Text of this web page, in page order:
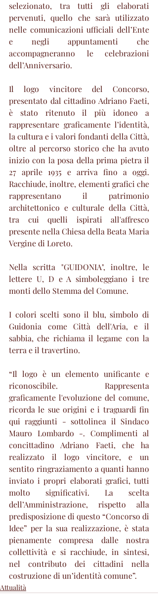
selezionato, tra tutti gli elaborati
pervenuti, quello che sarà utilizzato
nelle comunicazioni ufficiali dell’Ente
e negli appuntamenti che
accompagneranno le celebrazioni
dell’Anniversario.
Il logo vincitore del Concorso,
presentato dal cittadino Adriano Faeti,
è stato ritenuto il più idoneo a
rappresentare graficamente l’identità,
la cultura e i valori fondanti della Città,
oltre al percorso storico che ha avuto
inizio con la posa della prima pietra il
27 aprile 1935 e arriva fino a oggi.
Racchiude, inoltre, elementi grafici che
rappresentano il patrimonio
architettonico e culturale della Città,
tra cui quelli ispirati all'affresco
presente nella Chiesa della Beata Maria
Vergine di Loreto.
Nella scritta "GUIDONIA", inoltre, le
lettere U, D e A simboleggiano i tre
monti dello Stemma del Comune.
I colori scelti sono il blu, simbolo di
Guidonia come Città dell'Aria, e il
sabbia, che richiama il legame con la
terra e il travertino.
“Il logo è un elemento unificante e
riconoscibile. Rappresenta
graficamente l'evoluzione del comune,
ricorda le sue origini e i traguardi fin
qui raggiunti - sottolinea il Sindaco
Mauro Lombardo -. Complimenti al
concittadino Adriano Faeti, che ha
realizzato il logo vincitore, e un
sentito ringraziamento a quanti hanno
inviato i propri elaborati grafici, tutti
molto significativi. La scelta
dell’Amministrazione, rispetto alla
predisposizione di questo “Concorso di
Idee” per la sua realizzazione, è stata
pienamente compresa dalle nostra
collettività e si racchiude, in sintesi,
nel contributo dei cittadini nella
costruzione di un’identità comune”.
Attualità